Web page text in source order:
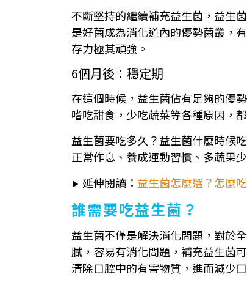
不斷堅持的繼續補充益生菌，益生
是好菌成為消化道內的優勢菌叢，
存力極其頑強。
6個月後：穩定期
在這個時候，益生菌佔有足夠的優
嗜吃甜食，少吃蔬菜等各種原因，
益生菌要吃多久？益生菌什麼時候
正常作息、養成運動習慣、多蔬果
▶ 延伸閱讀： 益生菌怎麼選？怎麼
誰需要吃益生菌？
益生菌不僅是解決消化問題，對於
膩，容易有消化問題，補充益生菌
清除口腔中的有害物質，進而減少